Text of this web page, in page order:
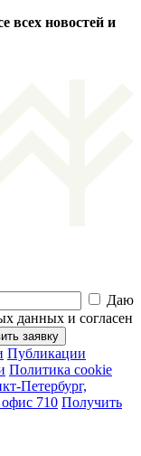
всех новостей и
Даю
данных и согласен
Публикации
Политика cookie
Петербург,
710 Получить